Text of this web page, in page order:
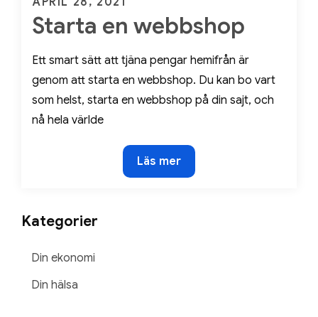
on
Starta en webbshop
Ett smart sätt att tjäna pengar hemifrån är
genom att starta en webbshop. Du kan bo vart
som helst, starta en webbshop på din sajt, och
nå hela världe
Starta
en
Läs mer
Kategorier
Din ekonomi
Din hälsa